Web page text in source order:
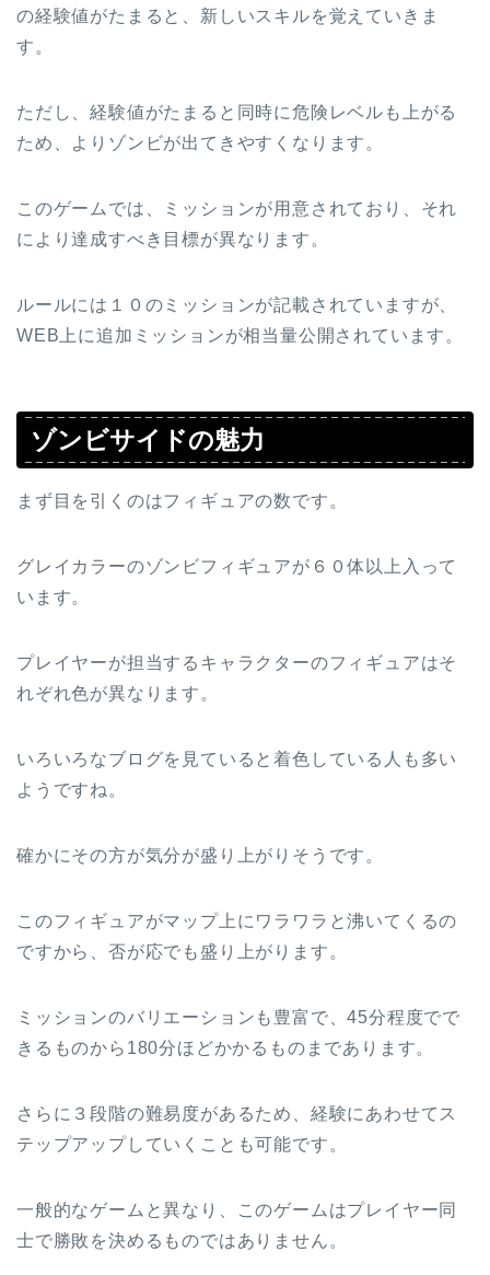
の経験値がたまると、新しいスキルを覚えていきま
す。
ただし、経験値がたまると同時に危険レベルも上がる
ため、よりゾンビが出てきやすくなります。
このゲームでは、ミッションが用意されており、それ
により達成すべき目標が異なります。
ルールには１０のミッションが記載されていますが、
WEB上に追加ミッションが相当量公開されています。
ゾンビサイドの魅力
まず目を引くのはフィギュアの数です。
グレイカラーのゾンビフィギュアが６０体以上入って
います。
プレイヤーが担当するキャラクターのフィギュアはそ
れぞれ色が異なります。
いろいろなブログを見ていると着色している人も多い
ようですね。
確かにその方が気分が盛り上がりそうです。
このフィギュアがマップ上にワラワラと沸いてくるの
ですから、否が応でも盛り上がります。
ミッションのバリエーションも豊富で、45分程度でで
きるものから180分ほどかかるものまであります。
さらに３段階の難易度があるため、経験にあわせてス
テップアップしていくことも可能です。
一般的なゲームと異なり、このゲームはプレイヤー同
士で勝敗を決めるものではありません。